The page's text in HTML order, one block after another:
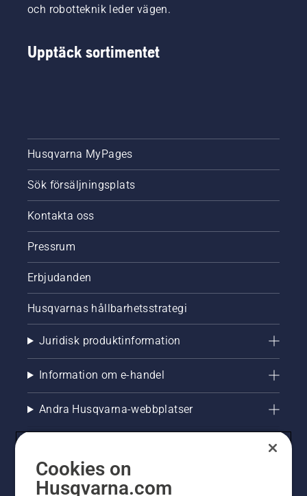
och robotteknik leder vägen.
Upptäck sortimentet
Husqvarna MyPages
Sök försäljningsplats
Kontakta oss
Pressrum
Erbjudanden
Husqvarnas hållbarhetsstrategi
Juridisk produktinformation
Information om e-handel
Andra Husqvarna-webbplatser
Cookies on
Husqvarna.com